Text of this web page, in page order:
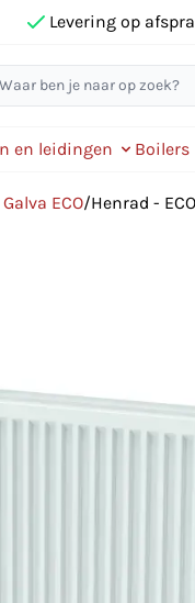
Levering op
en leidingen Boilers
ECO/Henrad -